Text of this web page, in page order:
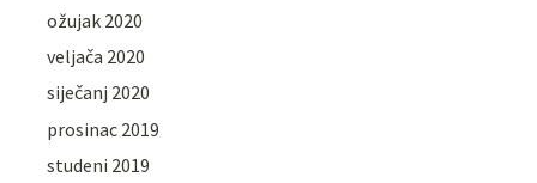
ožujak 2020
veljača 2020
siječanj 2020
prosinac 2019
studeni 2019